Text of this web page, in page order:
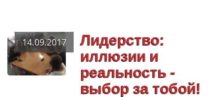
14.09.2017
Лидерство:
иллюзии и
реальность -
выбор за тобой!